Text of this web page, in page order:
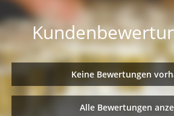
Keine Bewertungen
Alle Bewertungen